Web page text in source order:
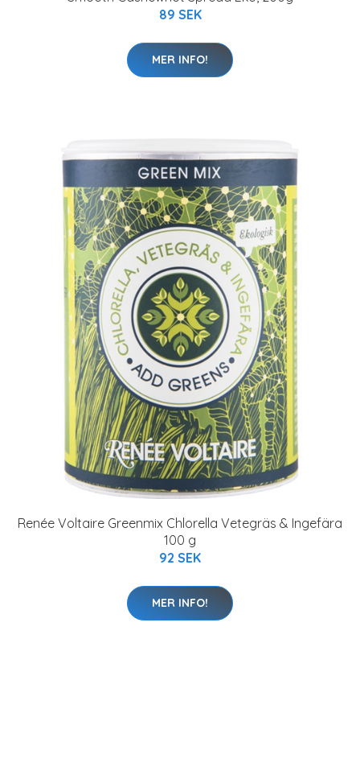
89 SEK
MER INFO!
Renée Voltaire Greenmix Chlorella Vetegräs & Ingefära
100 g
92 SEK
MER INFO!